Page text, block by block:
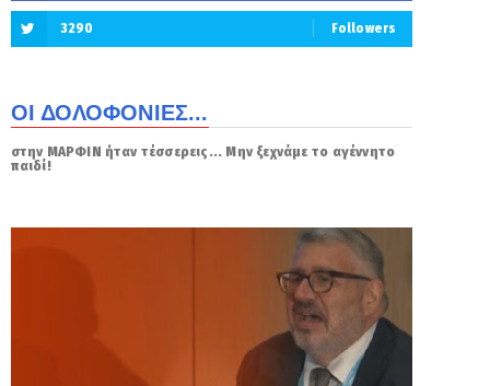
3290 Followers
ΟΙ ΔΟΛΟΦΟΝΙΕΣ...
στην ΜΑΡΦΙΝ ήταν τέσσερεις... Μην ξεχνάμε το αγέννητο
παιδί!